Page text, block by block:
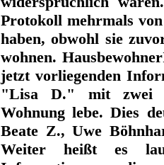
Protokoll mehrmals
haben, obwohl sie
wohnen.
jetzt vorliegenden
"Lisa D." mit zwei
Wohnung lebe. Dies
Beate Z., Uwe
Weiter heißt es